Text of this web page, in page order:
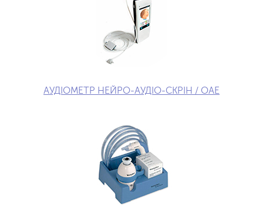
АУДІОМЕТР НЕЙРО-АУДІО-СКРІН / ОАЕ